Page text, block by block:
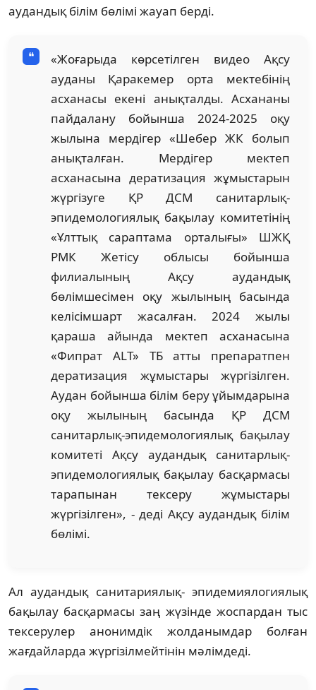
аудандық білім бөлімі жауап берді.
«Жоғарыда көрсетілген видео Ақсу
ауданы Қаракемер орта мектебінің
асханасы екені анықталды. Асхананы
пайдалану бойынша 2024-2025 оқу
жылына мердігер «Шебер ЖК болып
анықталған. Мердігер мектеп
асханасына дератизация жұмыстарын
жүргізуге ҚР ДСМ санитарлық-
эпидемологиялық бақылау комитетінің
«Ұлттық сараптама орталығы» ШЖҚ
РМК Жетісу облысы бойынша
филиалының Ақсу аудандық
бөлімшесімен оқу жылының басында
келісімшарт жасалған. 2024 жылы
қараша айында мектеп асханасына
«Фипрат ALT» ТБ атты препаратпен
дератизация жұмыстары жүргізілген.
Аудан бойынша білім беру ұйымдарына
оқу жылының басында ҚР ДСМ
санитарлық-эпидемологиялық бақылау
комитеті Ақсу аудандық санитарлық-
эпидемологиялық бақылау басқармасы
тарапынан тексеру жұмыстары
жүргізілген», - деді Ақсу аудандық білім
бөлімі.
Ал аудандық санитариялық- эпидемиялогиялық
бақылау басқармасы заң жүзінде жоспардан тыс
тексерулер анонимдік жолданымдар болған
жағдайларда жүргізілмейтінін мәлімдеді.